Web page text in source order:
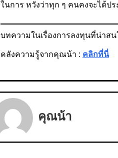
ในการ หวังว่าทุก ๆ คนคงจะได้ป
บทความในเรื่องการลงทุนที่น่าสน
คลังความรู้จากคุณน้า : คลิกที่นี่
คุณน้า